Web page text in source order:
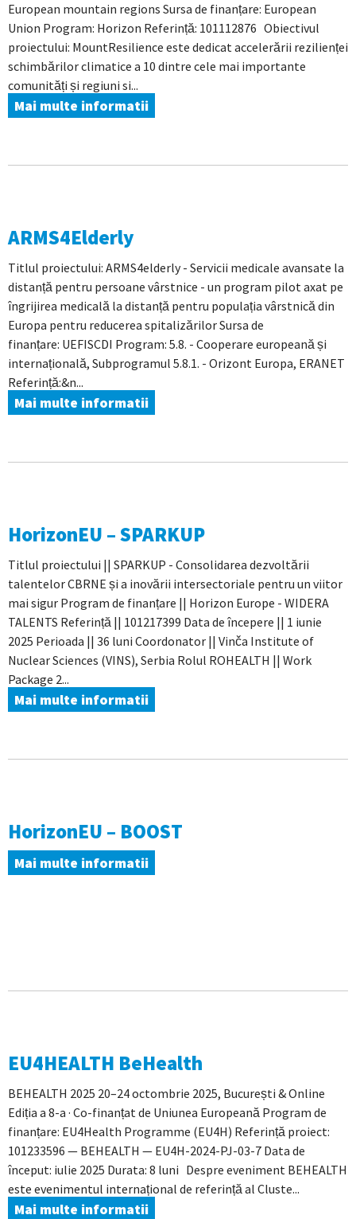
European mountain regions Sursa de finanțare: European
Union Program: Horizon Referință: 101112876 Obiectivul
proiectului: MountResilience este dedicat accelerării rezilienței
schimbărilor climatice a 10 dintre cele mai importante
comunități și regiuni si...
Mai multe informatii
ARMS4Elderly
Titlul proiectului: ARMS4elderly - Servicii medicale avansate la
distanță pentru persoane vârstnice - un program pilot axat pe
îngrijirea medicală la distanță pentru populația vârstnică din
Europa pentru reducerea spitalizărilor Sursa de
finanțare: UEFISCDI Program: 5.8. - Cooperare europeană și
internațională, Subprogramul 5.8.1. - Orizont Europa, ERANET
Referință:&n...
Mai multe informatii
HorizonEU – SPARKUP
Titlul proiectului || SPARKUP - Consolidarea dezvoltării
talentelor CBRNE și a inovării intersectoriale pentru un viitor
mai sigur Program de finanțare || Horizon Europe - WIDERA
TALENTS Referință || 101217399 Data de începere || 1 iunie
2025 Perioada || 36 luni Coordonator || Vinča Institute of
Nuclear Sciences (VINS), Serbia Rolul ROHEALTH || Work
Package 2...
Mai multe informatii
HorizonEU – BOOST
Mai multe informatii
EU4HEALTH BeHealth
BEHEALTH 2025 20–24 octombrie 2025, București & Online
Ediția a 8-a · Co-finanțat de Uniunea Europeană Program de
finanțare: EU4Health Programme (EU4H) Referință proiect:
101233596 — BEHEALTH — EU4H-2024-PJ-03-7 Data de
început: iulie 2025 Durata: 8 luni Despre eveniment BEHEALTH
este evenimentul internațional de referință al Cluste...
Mai multe informatii